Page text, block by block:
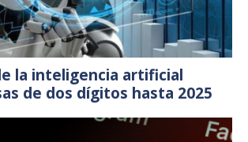
la inteligencia artificial
de dos dígitos hasta 2025